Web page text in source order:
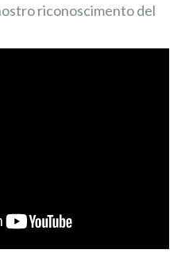
riconoscimento del